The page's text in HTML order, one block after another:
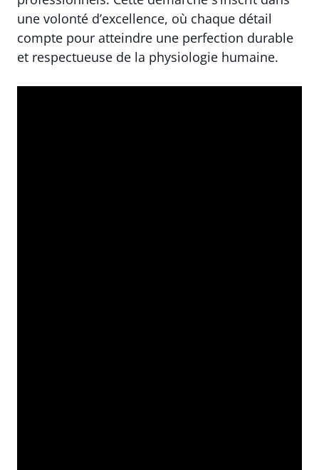
une volonté d’excellence, où chaque détail
compte pour atteindre une perfection durable
et respectueuse de la physiologie humaine.